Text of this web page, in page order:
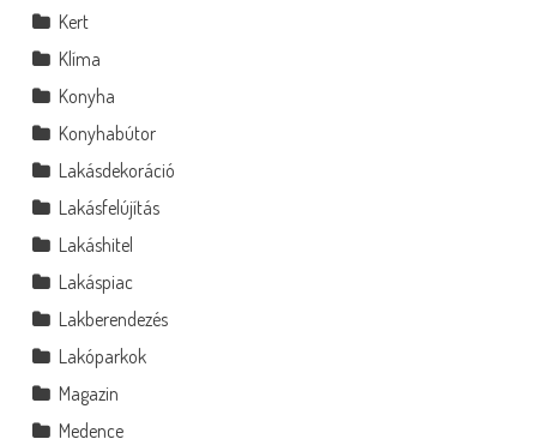
Kert
Klíma
Konyha
Konyhabútor
Lakásdekoráció
Lakásfelújítás
Lakáshitel
Lakáspiac
Lakberendezés
Lakóparkok
Magazin
Medence